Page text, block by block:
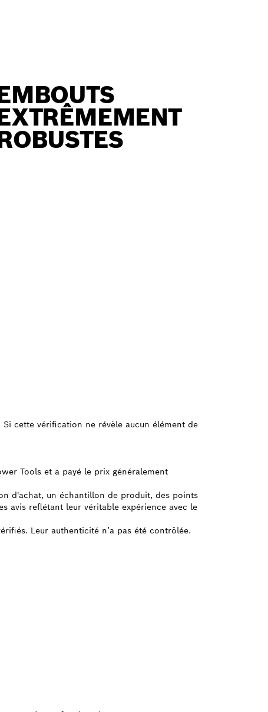
cette vérification ne révèle aucun élément de
Tools et a payé le prix généralement
d'achat, un échantillon de produit, des points
avis reflétant leur véritable expérience avec le
Leur authenticité n’a pas été contrôlée.